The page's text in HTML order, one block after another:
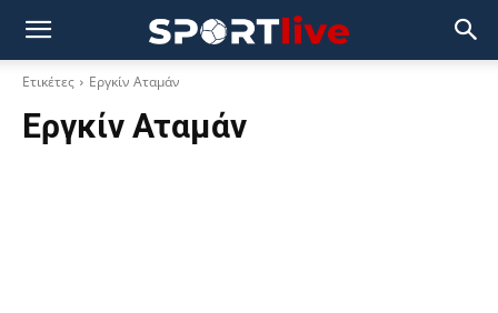
Ετικέτες Εργκίν Αταμάν
Εργκίν Αταμάν